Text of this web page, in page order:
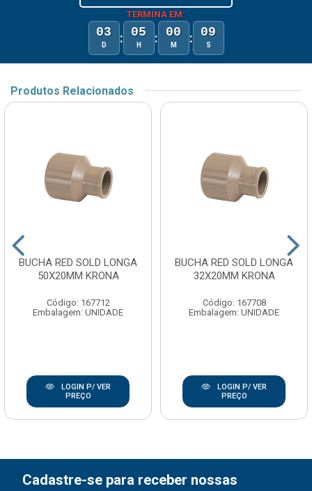
TERMINA EM:
03
D : 05
H : 00
M : 09
S
Produtos Relacionados
BUCHA RED SOLD LONGA
50X20MM KRONA
Código: 167712
Embalagem: UNIDADE
LOGIN P/ VER
PREÇO
BUCHA RED SOLD LONGA
32X20MM KRONA
Código: 167708
Embalagem: UNIDADE
LOGIN P/ VER
PREÇO
Cadastre-se para receber nossas